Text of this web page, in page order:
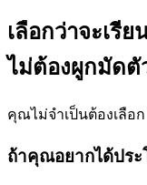
เลือกว่าจะเรี
ไม่ต้องผูกมัดตั
คุณไม่จำเป็นต้องเลือ
ถ้าคุณอยากได้ปร